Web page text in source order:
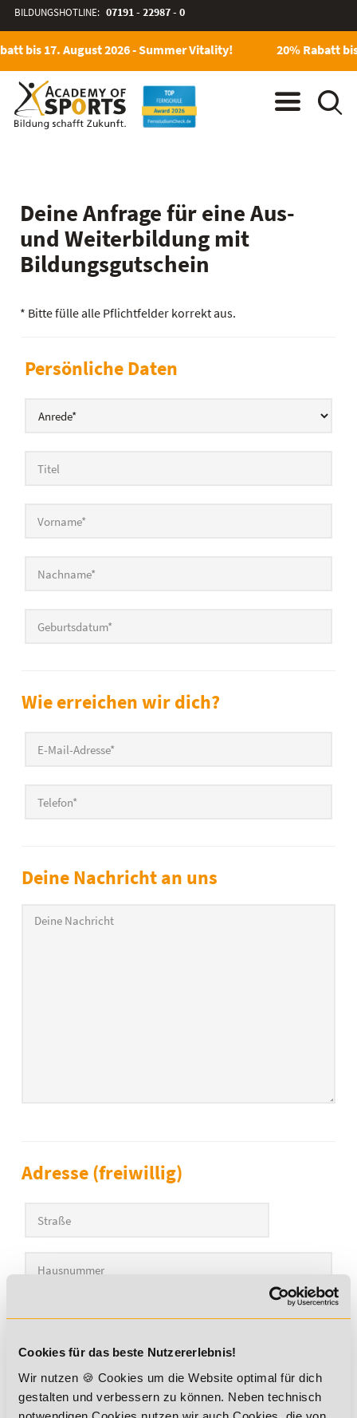
Cookies für das beste Nutzererlebnis!
Wir nutzen 🍪 Cookies um die Website optimal für dich
gestalten und verbessern zu können. Neben technisch
BILDUNGSHOTLINE: 07191 - 22987 - 0
bis 17. August 2026 - Summer Vitality! 20% Rabatt
Deine Anfrage für eine Aus-
und Weiterbildung mit
Bildungsgutschein
* Bitte fülle alle Pflichtfelder korrekt aus.
Persönliche Daten
Wie erreichen wir dich?
Deine Nachricht an uns
Adresse (freiwillig)
Land